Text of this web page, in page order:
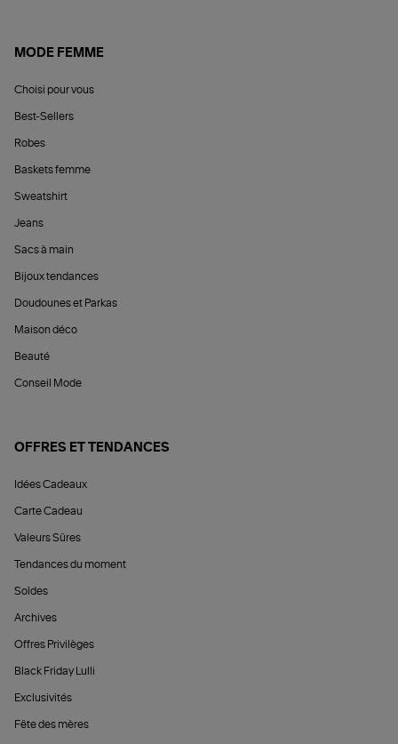
MODE FEMME
Choisi pour vous
Best-Sellers
Robes
Baskets femme
Sweatshirt
Jeans
Sacs à main
Bijoux tendances
Doudounes et Parkas
Maison déco
Beauté
Conseil Mode
OFFRES ET TENDANCES
Idées Cadeaux
Carte Cadeau
Valeurs Sûres
Tendances du moment
Soldes
Archives
Offres Privilèges
Black Friday Lulli
Exclusivités
Fête des mères